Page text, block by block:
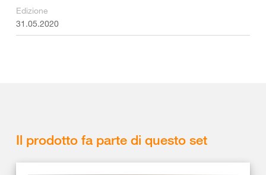
Edizione
31.05.2020
Il prodotto fa parte di questo set